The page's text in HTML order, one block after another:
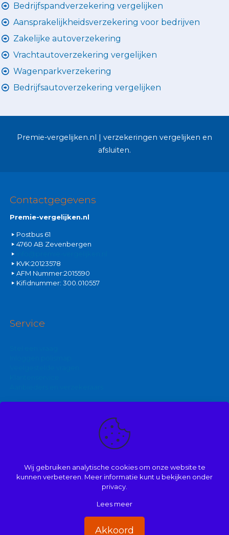
Bedrijfspandverzekering vergelijken
Aansprakelijkheidsverzekering voor bedrijven
Zakelijke autoverzekering
Vrachtautoverzekering vergelijken
Wagenparkverzekering
Bedrijfsautoverzekering vergelijken
Premie-vergelijken.nl | verzekeringen vergelijken en
afsluiten.
Contactgegevens
Premie-vergelijken.nl
Postbus 61
4760 AB Zevenbergen
KVK:20123578
AFM Nummer:2015590
Kifidnummer: 300.010557
Service
Vergelijk autoverzekering
Disclaimer Dienstenwijzer/ over ons
Beloningsbeleid
Wij gebruiken analytische cookies om onze website te
kunnen verbeteren. Meer informatie kunt u bekijken onder
privacy.
Lees meer
Akkoord